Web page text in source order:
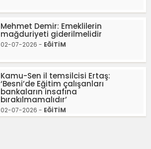
Mehmet Demir: Emeklilerin
mağduriyeti giderilmelidir
02-07-2026 - EĞİTİM
Kamu-Sen il temsilcisi Ertaş:
‘Besni’de Eğitim çalışanları
bankaların insafına
bırakılmamalıdır’
02-07-2026 - EĞİTİM